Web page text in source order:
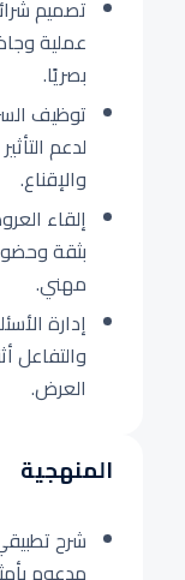
تصميم
عملية
بصريًا.
توظيف
لدعم التأثير
والإقناع.
إلقاء
بثقة
مهني.
إدارة
والتفاعل
العرض.
المنهجية
شرح
مدعوم